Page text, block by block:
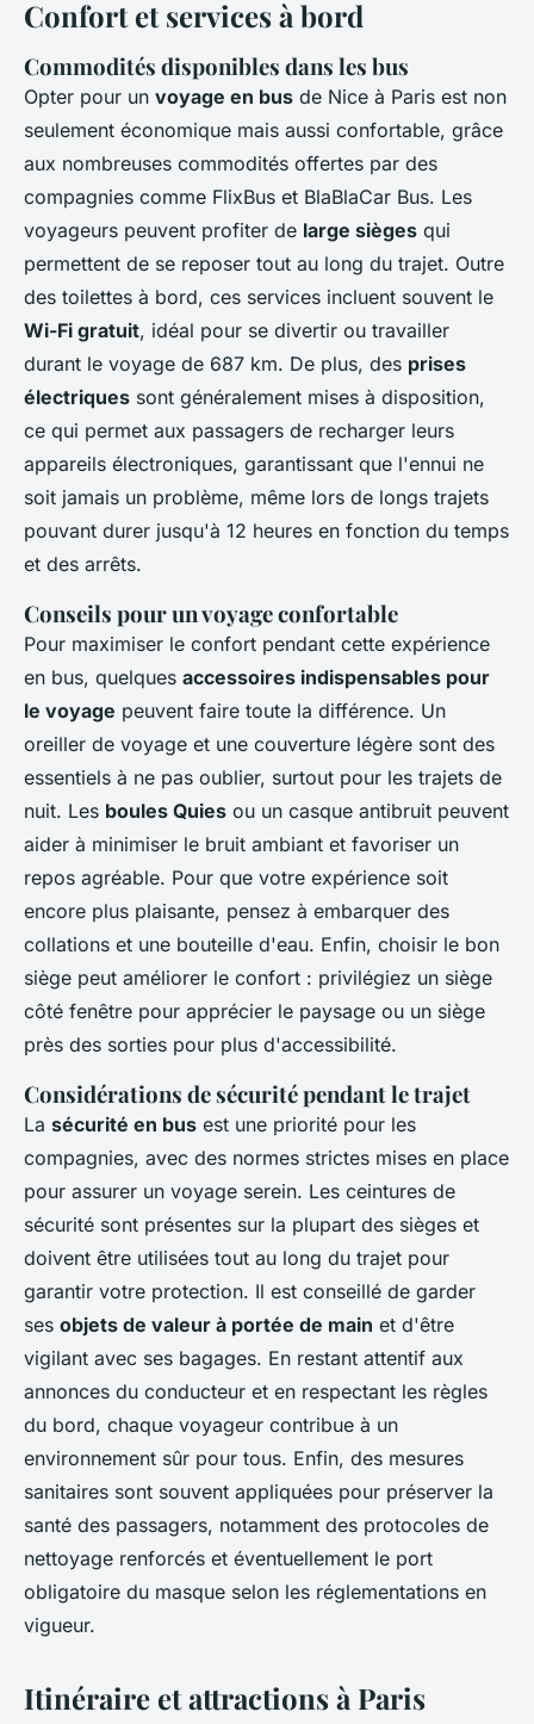
Confort et services à bord
Commodités disponibles dans les bus
Opter pour un voyage en bus de Nice à Paris est non
seulement économique mais aussi confortable, grâce
aux nombreuses commodités offertes par des
compagnies comme FlixBus et BlaBlaCar Bus. Les
voyageurs peuvent profiter de large sièges qui
permettent de se reposer tout au long du trajet. Outre
des toilettes à bord, ces services incluent souvent le
Wi-Fi gratuit, idéal pour se divertir ou travailler
durant le voyage de 687 km. De plus, des prises
électriques sont généralement mises à disposition,
ce qui permet aux passagers de recharger leurs
appareils électroniques, garantissant que l'ennui ne
soit jamais un problème, même lors de longs trajets
pouvant durer jusqu'à 12 heures en fonction du temps
et des arrêts.
Conseils pour un voyage confortable
Pour maximiser le confort pendant cette expérience
en bus, quelques accessoires indispensables pour
le voyage peuvent faire toute la différence. Un
oreiller de voyage et une couverture légère sont des
essentiels à ne pas oublier, surtout pour les trajets de
nuit. Les boules Quies ou un casque antibruit peuvent
aider à minimiser le bruit ambiant et favoriser un
repos agréable. Pour que votre expérience soit
encore plus plaisante, pensez à embarquer des
collations et une bouteille d'eau. Enfin, choisir le bon
siège peut améliorer le confort : privilégiez un siège
côté fenêtre pour apprécier le paysage ou un siège
près des sorties pour plus d'accessibilité.
Considérations de sécurité pendant le trajet
La sécurité en bus est une priorité pour les
compagnies, avec des normes strictes mises en place
pour assurer un voyage serein. Les ceintures de
sécurité sont présentes sur la plupart des sièges et
doivent être utilisées tout au long du trajet pour
garantir votre protection. Il est conseillé de garder
ses objets de valeur à portée de main et d'être
vigilant avec ses bagages. En restant attentif aux
annonces du conducteur et en respectant les règles
du bord, chaque voyageur contribue à un
environnement sûr pour tous. Enfin, des mesures
sanitaires sont souvent appliquées pour préserver la
santé des passagers, notamment des protocoles de
nettoyage renforcés et éventuellement le port
obligatoire du masque selon les réglementations en
vigueur.
Itinéraire et attractions à Paris